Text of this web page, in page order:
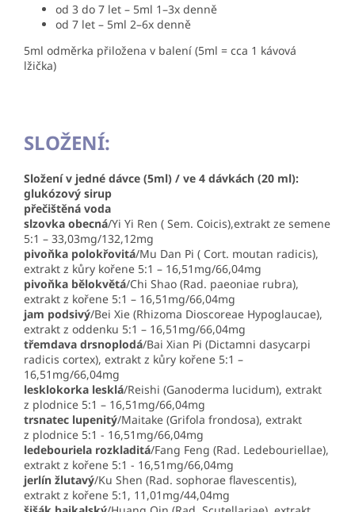
od 3 do 7 let – 5ml 1–3x denně
od 7 let – 5ml 2–6x denně
5ml odměrka přiložena v balení (5ml = cca 1 kávová
lžička)
SLOŽENÍ:
Složení v jedné dávce (5ml) / ve 4 dávkách (20 ml):
glukózový sirup
přečištěná voda
slzovka obecná/Yi Yi Ren ( Sem. Coicis),extrakt ze semene
5:1 – 33,03mg/132,12mg
pivoňka polokřovitá/Mu Dan Pi ( Cort. moutan radicis),
extrakt z kůry kořene 5:1 – 16,51mg/66,04mg
pivoňka bělokvětá/Chi Shao (Rad. paeoniae rubra),
extrakt z kořene 5:1 – 16,51mg/66,04mg
jam podsivý/Bei Xie (Rhizoma Dioscoreae Hypoglaucae),
extrakt z oddenku 5:1 – 16,51mg/66,04mg
třemdava drsnoplodá/Bai Xian Pi (Dictamni dasycarpi
radicis cortex), extrakt z kůry kořene 5:1 –
16,51mg/66,04mg
lesklokorka lesklá/Reishi (Ganoderma lucidum), extrakt
z plodnice 5:1 – 16,51mg/66,04mg
trsnatec lupenitý/Maitake (Grifola frondosa), extrakt
z plodnice 5:1 - 16,51mg/66,04mg
ledebouriela rozkladitá/Fang Feng (Rad. Ledebouriellae),
extrakt z kořene 5:1 - 16,51mg/66,04mg
jerlín žlutavý/Ku Shen (Rad. sophorae flavescentis),
extrakt z kořene 5:1, 11,01mg/44,04mg